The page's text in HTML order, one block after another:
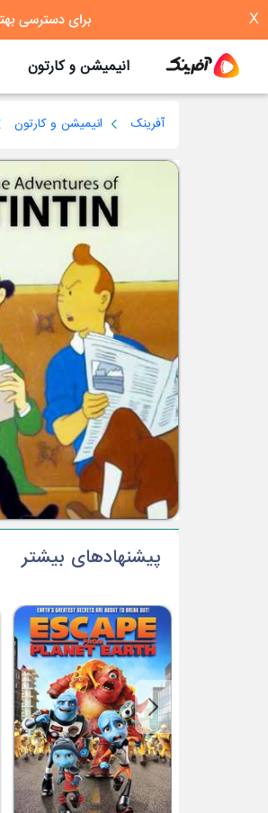
X
انیمیشن و کارتون
آفرینک انیمیشن و کارتون
پیشنهادهای بیشتر